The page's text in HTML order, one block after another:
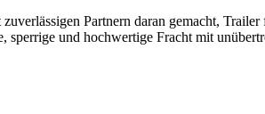
Partnern daran gemacht,
sperrige und hochwertige Fracht mit